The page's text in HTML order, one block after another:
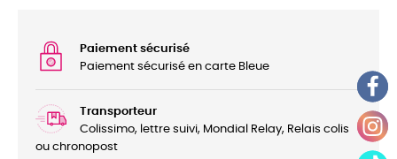
Paiement sécurisé
Paiement sécurisé en carte Bleue
Transporteur
Colissimo, lettre suivi, Mondial Relay, Relais colis
ou chronopost